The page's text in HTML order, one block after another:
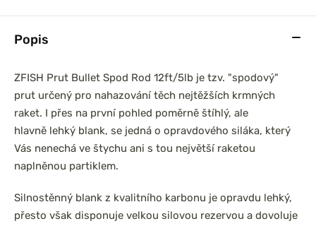
3,6m 3lb
páska na pruty 2ks
Popis
ZFISH Prut Bullet Spod Rod 12ft/5lb je tzv. "spodový"
prut určený pro nahazování těch nejtěžších krmných
raket. I přes na první pohled poměrně štíhlý, ale
hlavně lehký blank, se jedná o opravdového siláka, který
Vás nenechá ve štychu ani s tou největší raketou
naplněnou partiklem.
Silnostěnný blank z kvalitního karbonu je opravdu lehký,
přesto však disponuje velkou silovou rezervou a dovoluje